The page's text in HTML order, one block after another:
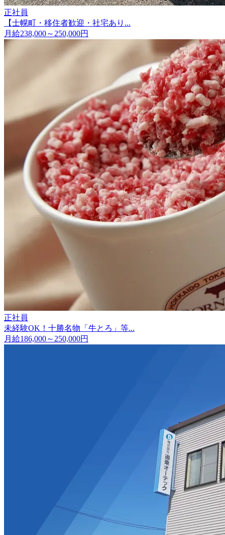
正社員
【士幌町・移住者歓迎・社宅あり...
月給238,000～250,000円
正社員
未経験OK！十勝名物「牛とろ」等...
月給186,000～250,000円